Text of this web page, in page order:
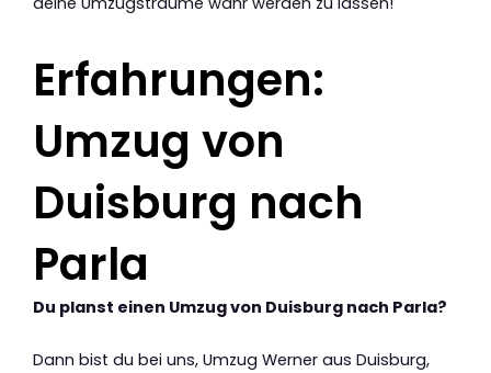
Erfahrungen:
Umzug von
Duisburg nach
Parla
Du planst einen Umzug von Duisburg nach Parla?
Dann bist du bei uns, Umzug Werner aus Duisburg,